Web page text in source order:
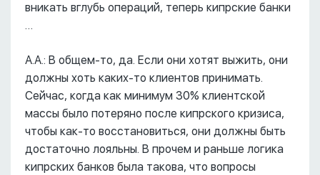
вникать вглубь операций, теперь кипрские банки
…
А.А.: В общем-то, да. Если они хотят выжить, они
должны хоть каких-то клиентов принимать.
Сейчас, когда как минимум 30% клиентской
массы было потеряно после кипрского кризиса,
чтобы как-то восстановиться, они должны быть
достаточно лояльны. В прочем и раньше логика
кипрских банков была такова, что вопросы